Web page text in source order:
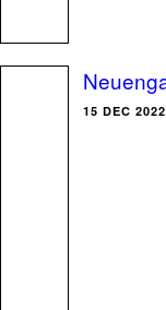
15 DEC 2022